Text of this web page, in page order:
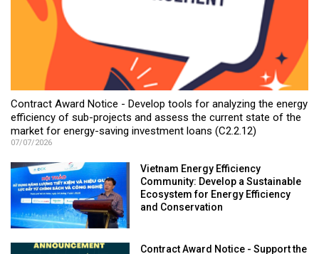
Contract Award Notice - Develop tools for analyzing the energy
efficiency of sub-projects and assess the current state of the
market for energy-saving investment loans (C2.2.12)
07/07/2026
Vietnam Energy Efficiency
Community: Develop a Sustainable
Ecosystem for Energy Efficiency
and Conservation
Contract Award Notice - Support the